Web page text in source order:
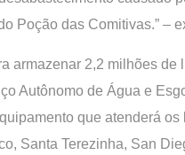
Poção das Comitivas.” –
armazenar 2,2 milhões de
Autônomo de Água e
que atenderá os
Santa Terezinha, San